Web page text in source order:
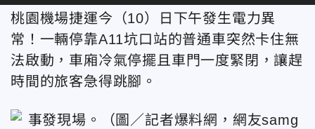
桃園機場捷運今（10）日下午發生電力異
常！一輛停靠A11坑口站的普通車突然卡住無
法啟動，車廂冷氣停擺且車門一度緊閉，讓趕
時間的旅客急得跳腳。